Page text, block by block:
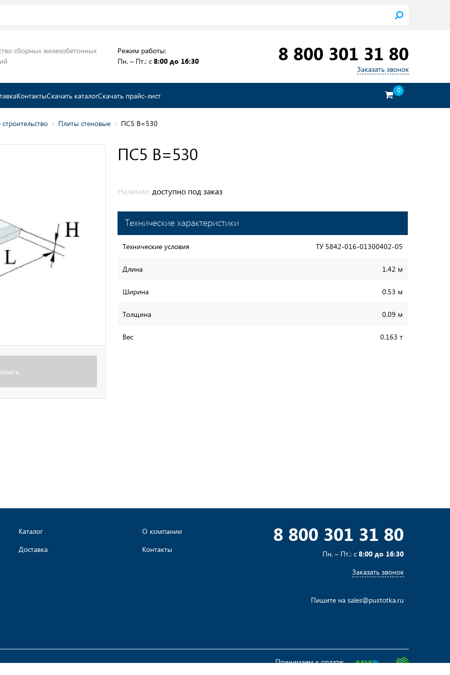
сборных железобетонных
Режим работы:
Пн. – Пт.: с 8:00 до 16:30 8 800 301 31 80
Заказать звонок
КонтактыСкачать каталогСкачать прайс-лист
0
Плиты стеновые ПС5 В=530
ПС5 В=530
Наличие: доступно под заказ
Технические характеристики
Технические условия ТУ 5842-016-01300402-05
Длина 1.42 м
Ширина 0.53 м
Толщина 0.09 м
Вес 0.163 т
Каталог
Доставка
О компании
Контакты
8 800 301 31 80
Пн. – Пт.: с 8:00 до 16:30
Заказать звонок
Пишите на sales@pustotka.ru
Принимаем к оплате: